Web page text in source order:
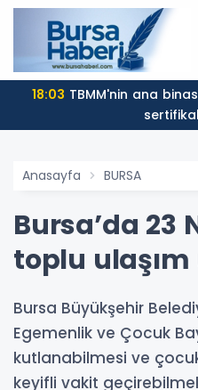
18:03
Anasayfa BURSA
Bursa’da 23
toplu
Bursa Büyükşehir
Egemenlik ve Çocuk
kutlanabilmesi ve
keyifli vakit